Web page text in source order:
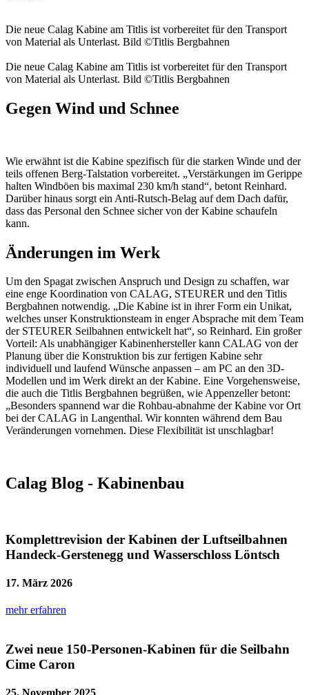
Die neue Calag Kabine am Titlis ist vorbereitet für den Transport
von Material als Unterlast. Bild ©Titlis Bergbahnen
Die neue Calag Kabine am Titlis ist vorbereitet für den Transport
von Material als Unterlast. Bild ©Titlis Bergbahnen
Gegen Wind und Schnee
Wie erwähnt ist die Kabine spezifisch für die starken Winde und der
teils offenen Berg-Talstation vorbereitet. „Verstärkungen im Gerippe
halten Windböen bis maximal 230 km/h stand“, betont Reinhard.
Darüber hinaus sorgt ein Anti-Rutsch-Belag auf dem Dach dafür,
dass das Personal den Schnee sicher von der Kabine schaufeln
kann.
Änderungen im Werk
Um den Spagat zwischen Anspruch und Design zu schaffen, war
eine enge Koordination von CALAG, STEURER und den Titlis
Bergbahnen notwendig. „Die Kabine ist in ihrer Form ein Unikat,
welches unser Konstruktionsteam in enger Absprache mit dem Team
der STEURER Seilbahnen entwickelt hat“, so Reinhard. Ein großer
Vorteil: Als unabhängiger Kabinenhersteller kann CALAG von der
Planung über die Konstruktion bis zur fertigen Kabine sehr
individuell und laufend Wünsche anpassen – am PC an den 3D-
Modellen und im Werk direkt an der Kabine. Eine Vorgehensweise,
die auch die Titlis Bergbahnen begrüßen, wie Appenzeller betont:
„Besonders spannend war die Rohbau-abnahme der Kabine vor Ort
bei der CALAG in Langenthal. Wir konnten während dem Bau
Veränderungen vornehmen. Diese Flexibilität ist unschlagbar!
Calag Blog - Kabinenbau
Komplettrevision der Kabinen der Luftseilbahnen
Handeck-Gerstenegg und Wasserschloss Löntsch
17. März 2026
mehr erfahren
Zwei neue 150-Personen-Kabinen für die Seilbahn
Cime Caron